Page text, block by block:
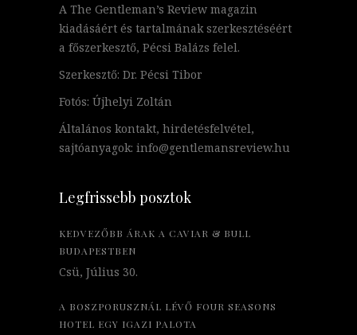
A The Gentleman’s Review magazin
kiadásáért és tartalmának szerkesztéséért
a főszerkesztő, Pécsi Balázs felel.
Szerkesztő: Dr. Pécsi Tibor
Fotós: Újhelyi Zoltán
Általános kontakt, hirdetésfelvétel,
sajtóanyagok: info@gentlemansreview.hu
Legfrissebb posztok
KEDVEZŐBB ÁRAK A CAVIAR & BULL
BUDAPESTBEN
Csü, Július 30.
A BOSZPORUSZNÁL LÉVŐ FOUR SEASONS
HOTEL EGY IGAZI PALOTA